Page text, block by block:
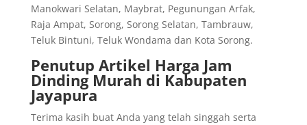
Manokwari Selatan, Maybrat, Pegunungan Arfak,
Raja Ampat, Sorong, Sorong Selatan, Tambrauw,
Teluk Bintuni, Teluk Wondama dan Kota Sorong.
Penutup Artikel Harga Jam
Dinding Murah di Kabupaten
Jayapura
Terima kasih buat Anda yang telah singgah serta